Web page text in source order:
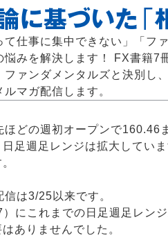
て仕事に集中できない」「フ
悩みを解決します！ FX書籍7
ファンダメンタルズと決別し
マガ配信します。
どの週初オープンで160.46
日足週足レンジは拡大してい
は3/25以来です。
にこれまでの日足週足レン
ありませんでした。